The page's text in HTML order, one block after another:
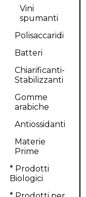
Vini
spumanti
Polisaccaridi
Batteri
Chiarificanti-
Stabilizzanti
Gomme
arabiche
Antiossidanti
Materie
Prime
* Prodotti
Biologici